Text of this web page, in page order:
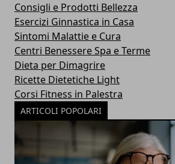
Consigli e Prodotti Bellezza
Esercizi Ginnastica in Casa
Sintomi Malattie e Cura
Centri Benessere Spa e Terme
Dieta per Dimagrire
Ricette Dietetiche Light
Corsi Fitness in Palestra
ARTICOLI POPOLARI